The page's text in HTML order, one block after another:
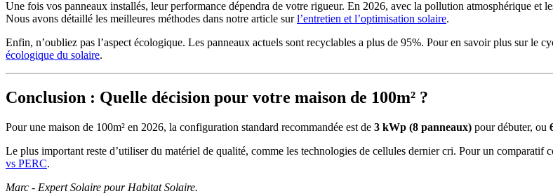
Une fois vos panneaux installés, leur performance dépendra de votre rigueur. En 2026, avec la pollution atmosphérique et
Nous avons détaillé les meilleures méthodes dans notre article surl’entretien et l’optimisation solaire.
Enfin, n’oubliez pas l’aspect écologique. Les panneaux actuels sont recyclables a plus de 95%. Pour en savoir plus sur le
écologique du solaire.
Conclusion : Quelle décision pour votre maison de 100m² ?
Pour une maison de 100m² en 2026, la configuration standard recommandée est de 3 kWp (8 panneaux) pour débuter, ou
Le plus important reste d’utiliser du matériel de qualité, comme les technologies de cellules dernier cri. Pour un comparatif
vs PERC.
Marc - Expert Solaire pour Habitat Solaire.